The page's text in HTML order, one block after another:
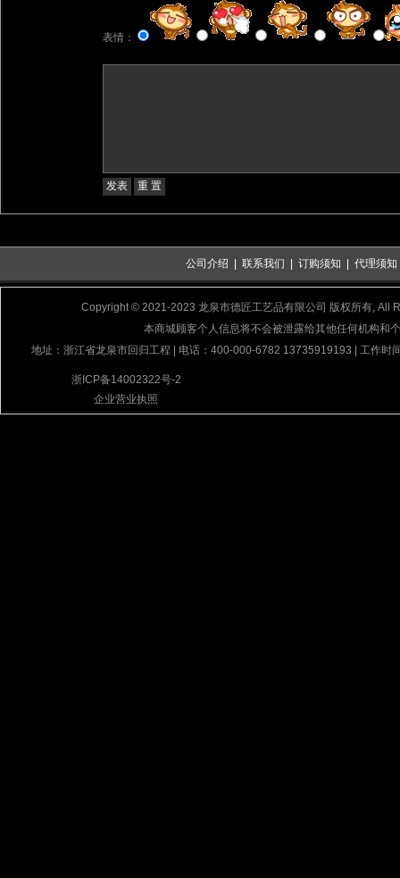
表情：
公司介绍 联系我们 订购须知 代理须知
Copyright © 2021-2023 龙泉市德匠工艺品有限公司 版权所有, All
本商城顾客个人信息将不会被泄露给其他任何机构和
地址：浙江省龙泉市回归工程 | 电话：400-000-6782 13735919193 | 工作时
浙ICP备14002322号-2
企业营业执照